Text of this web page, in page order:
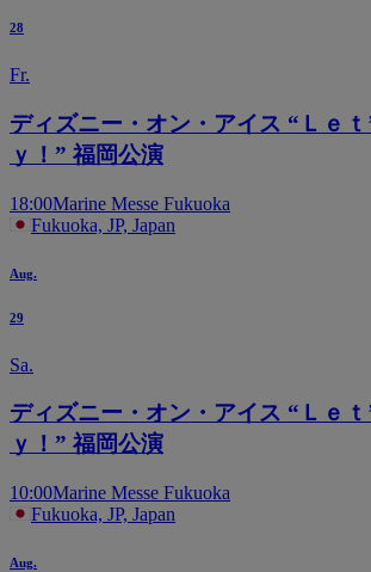
28
Fr.
ディズニー・オン・アイス “Ｌｅｔ
ｙ！” 福岡公演
18:00Marine Messe Fukuoka
Fukuoka, JP, Japan
Aug.
29
Sa.
ディズニー・オン・アイス “Ｌｅｔ
ｙ！” 福岡公演
10:00Marine Messe Fukuoka
Fukuoka, JP, Japan
Aug.